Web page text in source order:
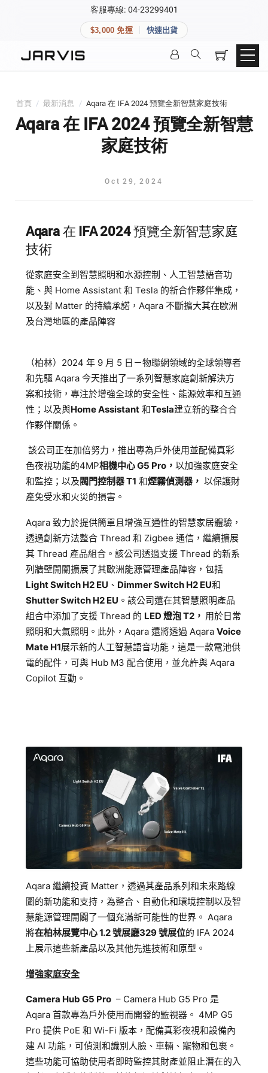
客服專線: 04-23299401
$3,000 免運 快速出貨
首頁 / 最新消息 / Aqara 在 IFA 2024 預覽全新智慧家庭技術
Aqara 在 IFA 2024 預覽全新智慧
家庭技術
Oct 29 2024
Aqara 在 IFA 2024 預覽全新智慧家庭
技術
從家庭安全到智慧照明和水源控制、人工智慧語音功
能、與 Home Assistant 和 Tesla 的新合作夥伴集成，
以及對 Matter 的持續承諾，Aqara 不斷擴大其在歐洲
及台灣地區的產品陣容
（柏林）2024 年 9 月 5 日－物聯網領域的全球領導者
和先驅 Aqara 今天推出了一系列智慧家庭創新解決方
案和技術，專注於增強全球的安全性、能源效率和互通
性；以及與Home Assistant和Tesla建立新的整合合
作夥伴關係。
該公司正在加倍努力，推出專為戶外使用並配備真彩
色夜視功能的4MP相機中心 G5 Pro， 以加強家庭安全
和監控；以及 閥門控制器 T1 和煙霧偵測器， 以保護財
產免受水和火災的損害。
Aqara 致力於提供簡單且增強互通性的智慧家居體驗，
透過創新方法整合 Thread 和 Zigbee 通信，繼續擴展
其 Thread 產品組合。該公司透過支援 Thread 的新系
列牆壁開關擴展了其歐洲能源管理產品陣容，包括
Light Switch H2 EU 、 Dimmer Switch H2 EU和
Shutter Switch H2 EU 。該公司還在其智慧照明產品
組合中添加了支援 Thread 的 LED 燈泡 T2， 用於日常
照明和大氣照明。此外，Aqara 還將透過 Aqara Voice
Mate H1展示新的人工智慧語音功能，這是一款電池供
電的配件，可與 Hub M3 配合使用，並允許與 Aqara
Copilot 互動。
Aqara 繼續投資 Matter，透過其產品系列和未來路線
圖的新功能和支持，為整合、自動化和環境控制以及智
慧能源管理開闢了一個充滿新可能性的世界。 Aqara
將在柏林展覽中心 1.2 號展廳329 號展位的 IFA 2024
上展示這些新產品以及其他先進技術和原型。
增強家庭安全
Camera Hub G5 Pro – Camera Hub G5 Pro 是
Aqara 首款專為戶外使用而開發的監視器。 4MP G5
Pro 提供 PoE 和 Wi-Fi 版本，配備真彩夜視和設備內
建 AI 功能，可偵測和識別人臉、車輛、寵物和包裹。
這些功能可協助使用者即時監控其財產並阻止潛在的入
快速連結
Matter 智慧家庭
精品家電
登入後可查看訂單、會員資料與收藏清單。
密碼
登入會員
快速連結
追蹤我的訂單
會員資料管理
查看我的最愛